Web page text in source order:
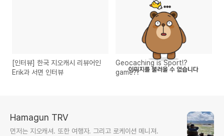
[인터뷰] 한국 지오캐시 리뷰어인
Erik과 서면 인터뷰
Geocaching is Sport!?
game?!
Hamagun TRV
먼저는 지오캐셔. 또한 여행자. 그리고 로케이션 메니져.